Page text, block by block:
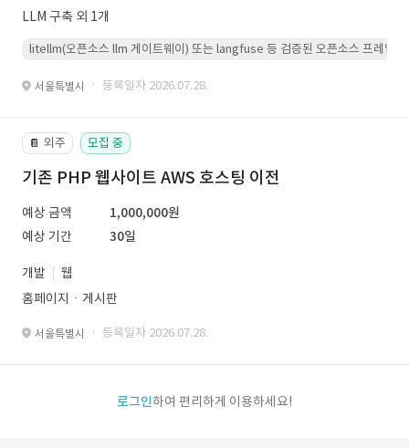
LLM 구축 외 1개
litellm(오픈소스 llm 게이트웨이) 또는 langfuse 등 검증된 오픈소스 프레임워
서울특별시 · 등록일자 2026.07.28.
📔 외주 모집 중
기존 PHP 웹사이트 AWS 호스팅 이전
예상 금액
1,000,000원
예상 기간
30일
개발
웹
홈페이지ㆍ게시판
서울특별시 · 등록일자 2026.07.28.
로그인하여 편리하게 이용하세요!